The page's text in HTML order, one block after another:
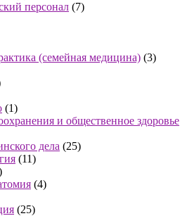
персонал (7)
(семейная медицина) (3)
(1)
и общественное здоровье
дела (25)
(11)
(4)
(25)